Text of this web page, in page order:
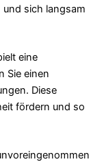
und sich langsam
eine
Sie einen
Diese
fördern und so